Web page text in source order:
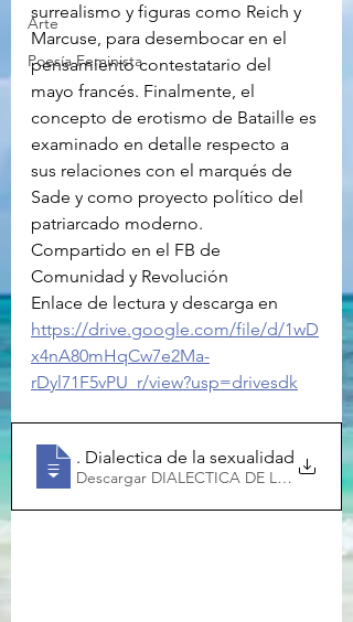
Arte
Poesía Feminista
surrealismo y figuras como Reich y
Marcuse, para desembocar en el
pensamiento contestatario del
mayo francés. Finalmente, el
concepto de erotismo de Bataille es
examinado en detalle respecto a
sus relaciones con el marqués de
Sade y como proyecto político del
patriarcado moderno.
Compartido en el FB de
Comunidad y Revolución
Enlace de lectura y descarga en
https://drive.google.com/file/d/1wD
x4nA80mHqCw7e2Ma-
rDyl71F5vPU_r/view?usp=drivesdk
Puleo, Alicia
. Dialectica de la sexualidad
Descargar DIALECTICA DE LA